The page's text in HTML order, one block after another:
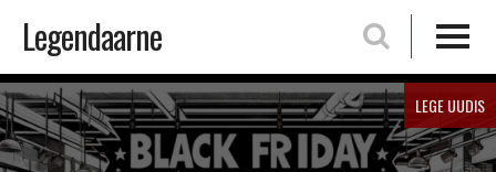
Skip
to
content
Legendaarne
LEGE UUDIS